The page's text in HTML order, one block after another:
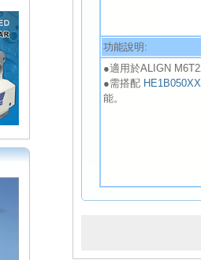
功能說明:
●適用於ALIGN
●需搭配
能。